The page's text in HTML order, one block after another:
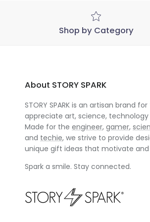
Shop by Category
About STORY SPARK
STORY SPARK is an artisan brand
appreciate art, science,
Made for the engineer, gamer,
and techie, we strive to provide
unique gift ideas that motivate and
Spark a smile. Stay connected.